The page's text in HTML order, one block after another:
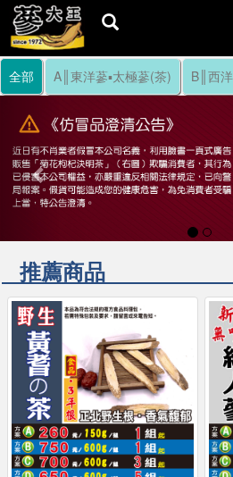
Previous
全部 A║東洋蔘▪太極蔘(茶) B║西
推薦商品